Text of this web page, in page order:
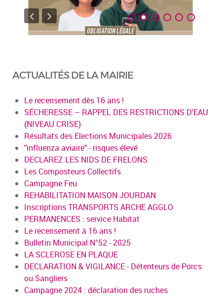
ACTUALITÉS DE LA MAIRIE
Le recensement dès 16 ans !
SÉCHERESSE – RAPPEL DES RESTRICTIONS D'EAU
(NIVEAU CRISE)
Résultats des Elections Municipales 2026
"influenza aviaire" - risques élevé
DECLAREZ LES NIDS DE FRELONS
Les Composteurs Collectifs
Campagne Feu
REHABILITATION MAISON JOURDAN
Inscriptions TRANSPORTS ARCHE AGGLO
PERMANENCES : service Habitat
Le recensement à 16 ans !
Bulletin Municipal N°52 - 2025
LA SCLEROSE EN PLAQUE
DECLARATION & VIGILANCE - Détenteurs de Porcs
ou Sangliers
Campagne 2024 : déclaration des ruches